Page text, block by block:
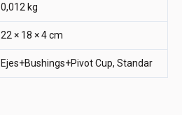
0,012 kg
22 × 18 × 4 cm
Ejes+Bushings+Pivot Cup, Standar